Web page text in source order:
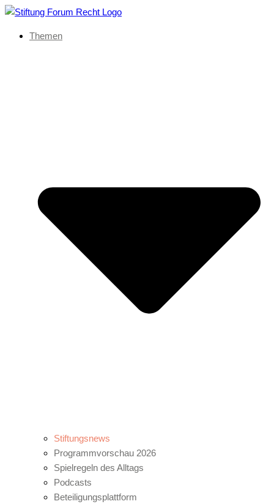
Themen
Stiftungsnews
Programmvorschau 2026
Spielregeln des Alltags
Podcasts
Beteiligungsplattform